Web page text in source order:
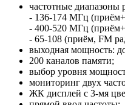
частотные диапазоны
- 136-174 МГц
- 400-520 МГц
- 65-108 (приём, FM
выходная мощность:
200 каналов памяти;
выбор уровня
мониторинг двух
ЖК дисплей с 3-мя